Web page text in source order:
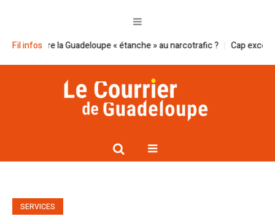
Fil infos
Guadeloupe « étanche » au narcotrafic ? Cap excellence et le
SERVICES